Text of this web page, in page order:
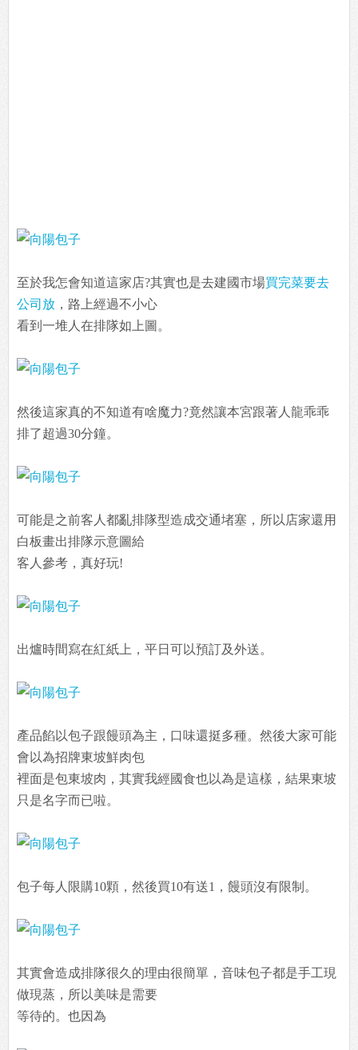
至於我怎會知道這家店?其實也是去建國市場買完菜要去
公司放 ，路上經過不小心
看到一堆人在排隊如上圖。
然後這家真的不知道有啥魔力?竟然讓本宮跟著人龍乖乖
排了超過30分鐘。
可能是之前客人都亂排隊型造成交通堵塞，所以店家還用
白板畫出排隊示意圖給
客人參考，真好玩!
出爐時間寫在紅紙上，平日可以預訂及外送。
產品餡以包子跟饅頭為主，口味還挺多種。然後大家可能
會以為招牌東坡鮮肉包
裡面是包東坡肉，其實我經國食也以為是這樣，結果東坡
只是名字而已啦。
包子每人限購10顆，然後買10有送1，饅頭沒有限制。
其實會造成排隊很久的理由很簡單，音味包子都是手工現
做現蒸，所以美味是需要
等待的。也因為